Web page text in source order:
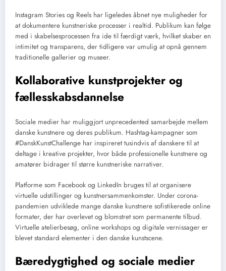
Instagram Stories og Reels har ligeledes åbnet nye muligheder for
at dokumentere kunstneriske processer i realtid. Publikum kan følge
med i skabelsesprocessen fra ide til færdigt værk, hvilket skaber en
intimitet og transparens, der tidligere var umulig at opnå gennem
traditionelle gallerier og museer.
Kollaborative kunstprojekter og
fællesskabsdannelse
Sociale medier har muliggjort unprecedented samarbejde mellem
danske kunstnere og deres publikum. Hashtag-kampagner som
#DanskKunstChallenge har inspireret tusindvis af danskere til at
deltage i kreative projekter, hvor både professionelle kunstnere og
amatører bidrager til større kunstneriske narrativer.
Platforme som Facebook og LinkedIn bruges til at organisere
virtuelle udstillinger og kunstnersammenkomster. Under corona-
pandemien udviklede mange danske kunstnere sofistikerede online
formater, der har overlevet og blomstret som permanente tilbud.
Virtuelle atelierbesøg, online workshops og digitale vernissager er
blevet standard elementer i den danske kunstscene.
Bæredygtighed og sociale medier